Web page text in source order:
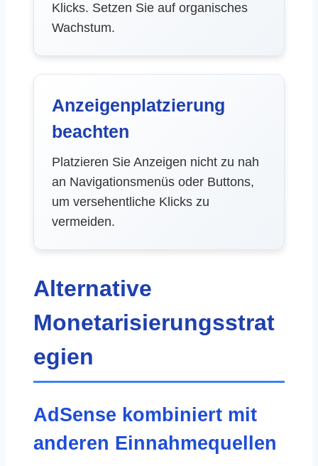
Klicks. Setzen Sie auf organisches
Wachstum.
Anzeigenplatzierung
beachten
Platzieren Sie Anzeigen nicht zu nah
an Navigationsmenüs oder Buttons,
um versehentliche Klicks zu
vermeiden.
Alternative
Monetarisierungsstrat
egien
AdSense kombiniert mit
anderen Einnahmequellen